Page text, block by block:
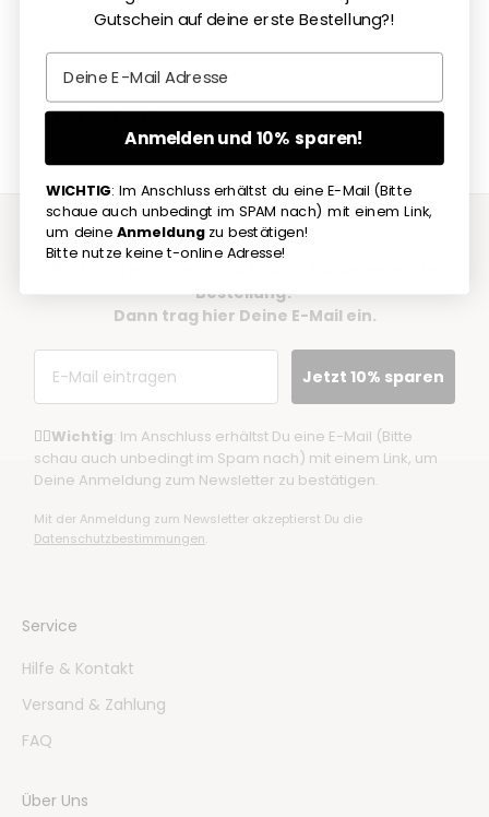
Gehe zu Element 1
Gehe zu Element 2
Gehe zu Element 3
Gehe zu Element 4
Bestellung?
Dann trag hier Deine E-Mail ein.
Jetzt 10% sparen
☝🏼Wichtig: Im Anschluss erhältst Du eine E-Mail (Bitte
schau auch unbedingt im Spam nach) mit einem Link, um
Deine Anmeldung zum Newsletter zu bestätigen.
Mit der Anmeldung zum Newsletter akzeptierst Du die
Datenschutzbestimmungen.
Service
Hilfe & Kontakt
Versand & Zahlung
FAQ
Über Uns
Gutschein auf deine erste Bestellung?!
Email
Anmelden und 10% sparen!
WICHTIG: Im Anschluss erhältst du eine E-Mail (Bitte
schaue auch unbedingt im SPAM nach) mit einem Link,
um deine Anmeldung zu bestätigen!
Bitte nutze keine t-online Adresse!